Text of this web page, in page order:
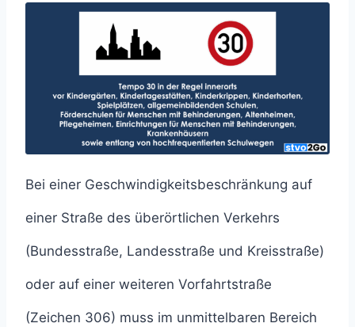
Bei einer Geschwindigkeitsbeschränkung auf
einer Straße des überörtlichen Verkehrs
(Bundesstraße, Landesstraße und Kreisstraße)
oder auf einer weiteren Vorfahrtstraße
(Zeichen 306) muss im unmittelbaren Bereich